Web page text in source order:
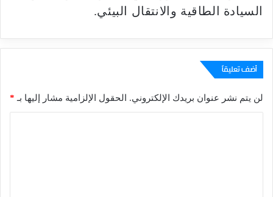
السيادة الطاقية والانتقال البيئي.
أضف تعليقاً
لن يتم نشر عنوان بريدك الإلكتروني. الحقول الإلزامية مشار إليها بـ *